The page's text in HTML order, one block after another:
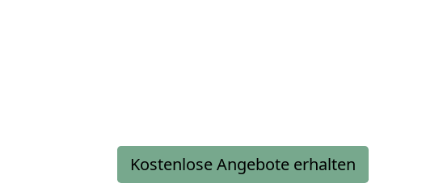
Kostenlose Angebote erhalten